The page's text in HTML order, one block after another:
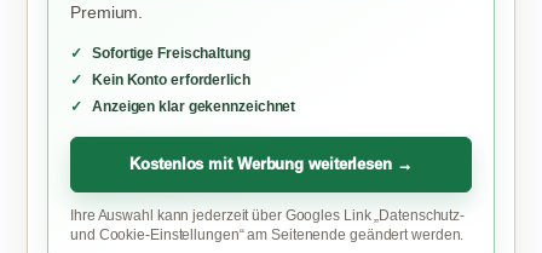
Premium.
Sofortige Freischaltung
Kein Konto erforderlich
Anzeigen klar gekennzeichnet
Kostenlos mit Werbung weiterlesen →
Ihre Auswahl kann jederzeit über Googles Link „Datenschutz-
und Cookie-Einstellungen“ am Seitenende geändert werden.